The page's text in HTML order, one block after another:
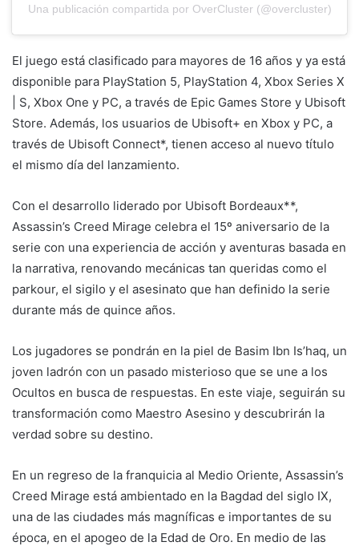
Una publicación compartida por OverCluster (@overcluster)
El juego está clasificado para mayores de 16 años y ya está
disponible para PlayStation 5, PlayStation 4, Xbox Series X
| S, Xbox One y PC, a través de Epic Games Store y Ubisoft
Store. Además, los usuarios de Ubisoft+ en Xbox y PC, a
través de Ubisoft Connect*, tienen acceso al nuevo título
el mismo día del lanzamiento.
Con el desarrollo liderado por Ubisoft Bordeaux**,
Assassin’s Creed Mirage celebra el 15º aniversario de la
serie con una experiencia de acción y aventuras basada en
la narrativa, renovando mecánicas tan queridas como el
parkour, el sigilo y el asesinato que han definido la serie
durante más de quince años.
Los jugadores se pondrán en la piel de Basim Ibn Is’haq, un
joven ladrón con un pasado misterioso que se une a los
Ocultos en busca de respuestas. En este viaje, seguirán su
transformación como Maestro Asesino y descubrirán la
verdad sobre su destino.
En un regreso de la franquicia al Medio Oriente, Assassin’s
Creed Mirage está ambientado en la Bagdad del siglo IX,
una de las ciudades más magníficas e importantes de su
época, en el apogeo de la Edad de Oro. En medio de las